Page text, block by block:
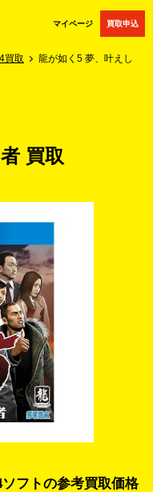
マイページ 買取申込
買取
龍が如く5 夢、叶えし
買取
フトの参考買取価格